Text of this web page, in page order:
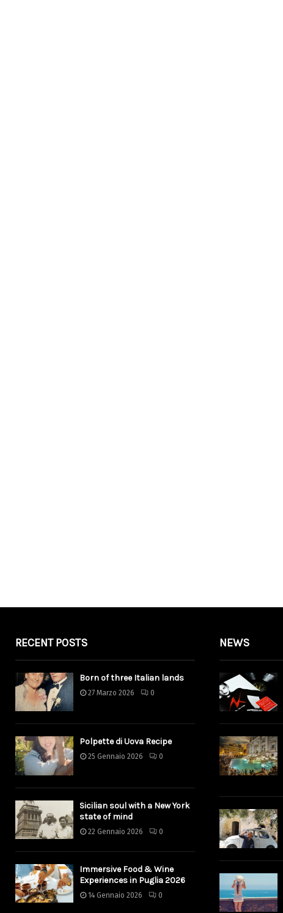
RECENT POSTS
Born of three Italian lands
27 Marzo 2026 0
Polpette di Uova Recipe
25 Gennaio 2026 0
Sicilian soul with a New York
state of mind
22 Gennaio 2026 0
Immersive Food & Wine
Experiences in Puglia 2026
14 Gennaio 2026 0
NEWS